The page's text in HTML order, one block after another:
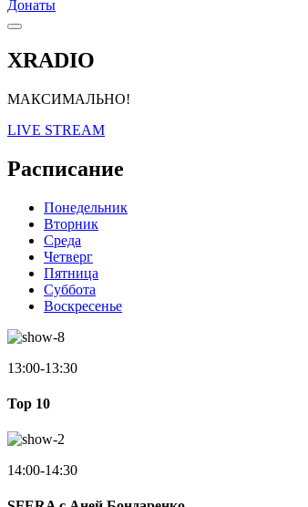
Донаты
XRADIO
МАКСИМАЛЬНО!
LIVE STREAM
Расписание
Понедельник
Вторник
Среда
Четверг
Пятница
Суббота
Воскресенье
13:00-13:30
Top 10
14:00-14:30